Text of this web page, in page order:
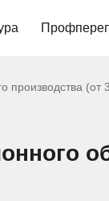
производства (от